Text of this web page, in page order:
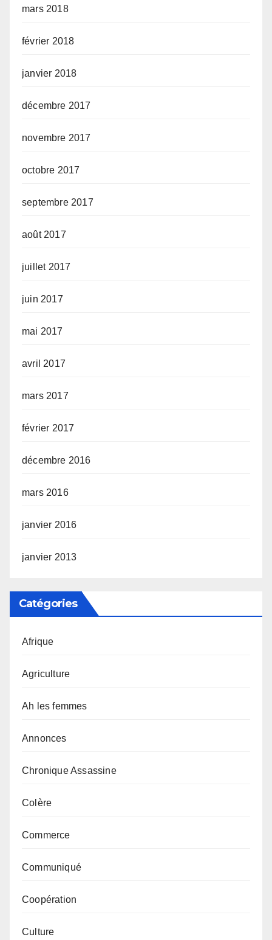
mars 2018
février 2018
janvier 2018
décembre 2017
novembre 2017
octobre 2017
septembre 2017
août 2017
juillet 2017
juin 2017
mai 2017
avril 2017
mars 2017
février 2017
décembre 2016
mars 2016
janvier 2016
janvier 2013
Catégories
Afrique
Agriculture
Ah les femmes
Annonces
Chronique Assassine
Colère
Commerce
Communiqué
Coopération
Culture